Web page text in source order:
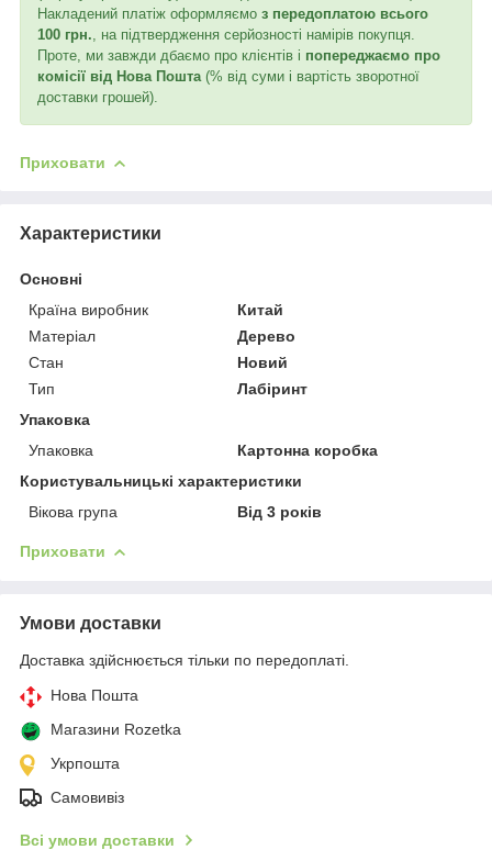
Накладений платіж оформляємо з передоплатою всього
100 грн., на підтвердження серйозності намірів покупця.
Проте, ми завжди дбаємо про клієнтів і попереджаємо про
комісії від Нова Пошта(% від суми і вартість зворотної
доставки грошей).
Приховати
Характеристики
Основні
Країна виробник
Китай
Матеріал
Дерево
Стан
Новий
Тип
Лабіринт
Упаковка
Упаковка
Картонна коробка
Користувальницькі характеристики
Вікова група
Від 3 років
Приховати
Умови доставки
Доставка здійснюється тільки по передоплаті.
Нова Пошта
Магазини Rozetka
Укрпошта
Самовивіз
Всі умови доставки